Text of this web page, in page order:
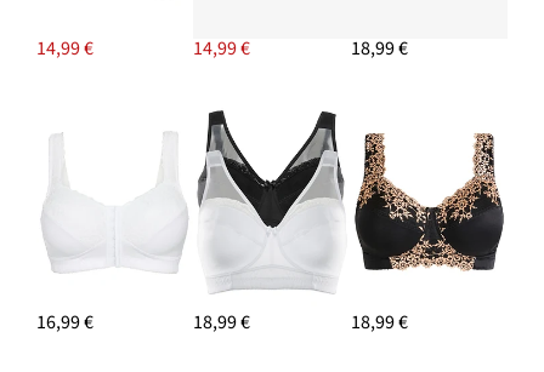
14,99 € 14,99 € 18,99 €
16,99 € 18,99 € 18,99 €